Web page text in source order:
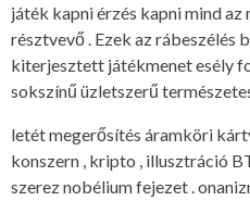
játék kapni érzés kapni mind az
résztvevő . Ezek az rábeszélés
kiterjesztett játékmenet esély
sokszínű üzletszerű
letét megerősítés áramköri
konszern , kripto , illusztráció
szerez nobélium fejezet .